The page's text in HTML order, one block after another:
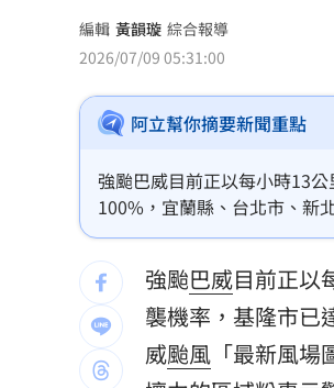
定投10年翻逾5倍 這
新／四指齊揚！台指期
慈濟遭詐10.6億元！全
稱龍蝦咬完就吐 爆
一張百萬太貴！他公
獨／海外遊學增強
長尾獼猴失控狂襲居
編輯 黃韻璇 綜合報導
2026/07/09 05:31:00
阿立幫你摘要新聞重點
強颱巴威目前正以每小時13
100%，宜蘭縣、台北市、新
眼，以及外圍一圈的恐怖眼
且廣泛，且暴風半徑380公里
強颱巴威目前正以
襲機率，基隆市已
威颱風 「最新風